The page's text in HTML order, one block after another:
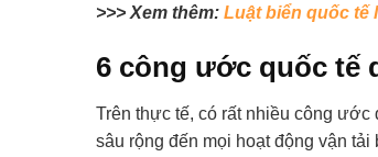
>>> Xem thêm: Luật biển quốc tế
6 công ước quốc tế
Trên thực tế, có rất nhiều công
sâu rộng đến mọi hoạt động vận